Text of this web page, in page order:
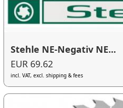
Stehle NE-Negativ NE...
EUR 69.62
incl. VAT, excl. shipping & fees